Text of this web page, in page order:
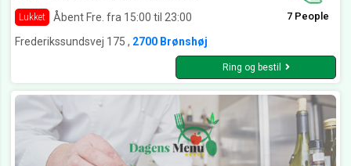
Lukket Åbent Fre. fra 15:00 til 23:00 7 People
Frederikssundsvej 175 , 2700 Brønshøj
Ring og bestil